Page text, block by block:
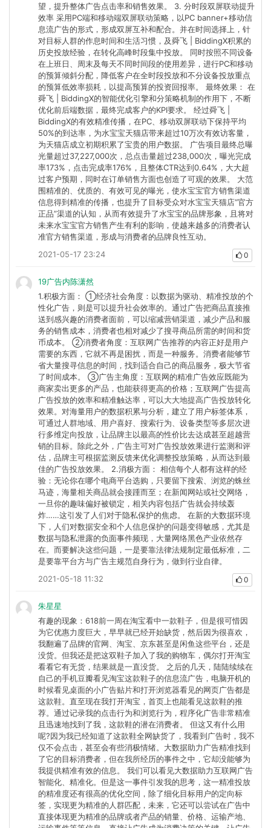
望，提升整体广告点击率和销售效果。 3. 分时段双屏联动提升
效率 采用PC端和移动端双屏联动策略，以PC banner+移动信
息流广告的形式，形成双屏互补和配合。并在时间选择上，针
对目标人群的作息时间和生活习惯，及舜飞 | BiddingX积累的
历史投放经验，在转化高峰时段集中投放。 同时按照不同设备
在上班日、周末及每天不同时间段的使用差异，进行PC和移动
的预算倾斜分配，降低客户在全时段投放和不分设备投放重点
的预算低效率损耗，以提高预算的投资回报率。 最终效果： 在
舜飞 | BiddingX的智能优化引擎和分策略机制的作用下，不断
优化前后端数据，最终完成客户的KPI要求。 经过舜飞 |
BiddingX的有效精准传播，在PC、移动双屏联动下保持平均
50%的到达率，为水宝宝天猫店带来超过10万次有效访客量，
为天猫店成立初期积累了宝贵的用户数据。 广告项目最终总曝
光量超过37,227,000次，总点击量超过238,000次，曝光完成
率173%，点击完成率176%，且整体CTR达到0.64%，大大超
过客户预期，同时在订单销售方面也创造了可观的效果。 大范
围精准的、优质的、有效可见的曝光，使水宝宝官方销售渠道
信息得到精准的传播，也提升了目标受众对水宝宝天猫店“官方
正品”渠道的认知，从而有效提升了水宝宝的品牌形象，且将对
未来水宝宝官方销售产生有利的影响，使越来越多的消费者认
准官方销售渠道，形成与消费者的品牌良性互动。
2021-05-17 23:24
0
19广告内陈潇然
1.积极方面： ①经济社会角度：以数据为驱动、精准投放的个
性化广告，则是可以提升社会效率的。通过广告把商品直接推
送到感兴趣的消费者面前，可以缩减营销渠道，减少产品和服
务的销售成本，消费者也相对减少了搜寻商品所需的时间和货
币成本。 ②消费者角度：互联网广告推荐的内容正好是用户
需要的东西，它就不再是困扰，而是一种服务。消费者能够节
省大量搜寻信息的时间，找到适合自己的商品服务，极大节省
了时间成本。 ③广告主角度：互联网的精准广告效应既能为
商家卖出更多的产品，也能获得更高的价格；互联网广告提高
广告投放的效率和精准触达率，可以大大地提高广告投放转化
效果。对海量用户的数据积累与分析，建立了用户标签体系，
可通过人群地域、用户喜好、搜索行为、设备类型等多层次进
行多维定向投放，让品牌主以最高的性价比去达成甚至超越营
销的目标。除此之外，广告主可对广告投放效果进行监测和评
估，品牌主可根据监测反馈来优化调整投放策略，从而达到最
佳的广告投放效果。 2.消极方面： 相信每个人都有这样的经
验：无论你在哪个电商平台选购，只要留下搜索、浏览的蛛丝
马迹，海量相关商品就会接踵而至；在新闻网站或社交网络，
一旦你的趣味偏好被锁定，相关内容包括广告就会持续轰
炸……这引发了人们对于隐私保护的焦虑。 在新的大数据环境
下，人们对数据安全和个人信息保护的问题变得敏感，尤其是
数据与隐私泄露的负面事件频现，大量网络黑色产业依然存
在。而要解决这些问题，一是要靠法律法规制定最低标准，二
是要靠平台方与广告主规范自身行为，做到行业自律。
2021-05-18 11:32
0
朱星星
有趣的现象：618前一周在淘宝看中一款鞋子，但是很可惜因
为它优惠力度巨大，早早就已经开始缺货，然后因为很喜欢，
我翻遍了品牌的官网、淘宝、京东甚至是闲鱼这些平台，还是
没货。但我还是把这双鞋子加入了我的购物车，偶尔打开淘宝
看看它有无货，结果就是一直没货。 之后的几天，陆陆续续在
自己的手机豆瓣看见淘宝这款鞋子的信息流广告，电脑开机的
时候看见桌面的小广告贴片和打开浏览器看见的网页广告都是
这款鞋。直至现在我打开淘宝，首页上也能看见这款鞋的推
荐。通过记录我的点击行为和浏览行为，程序化广告非常精准
且迅速地找到了我，这款鞋的潜在消费者。 但这又有什么用
呢?因为我已经知道了这款鞋全网缺货了，我看到广告时，我不
仅不会点击，甚至会有些消极情绪。大数据助力广告精准找到
了它的目标消费者，但在我所经历的事件之中，它却没能够为
我提供精准有效的信息。 我们可以看见大数据助力互联网广告
智能化、精准化。但是这一事件引发我的思考，这一精准投放
的精准度还有很高的优化空间，除了细化目标用户的定向标
签，实现更为精准的人群匹配，未来，它还可以尝试在广告中
直接体现更为精准的品牌或者产品的销量、价格、运输产地、